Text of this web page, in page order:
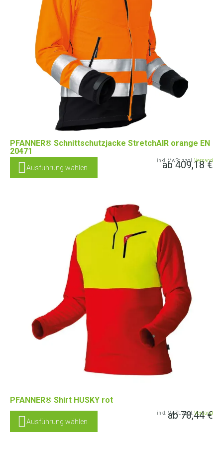
PFANNER® Schnittschutzjacke StretchAIR orange EN
20471
ab409,18€
inkl. MwSt. zzgl. Versand
Ausführung wählen
PFANNER® Shirt HUSKY rot
ab70,44€
inkl. MwSt. zzgl. Versand
Ausführung wählen